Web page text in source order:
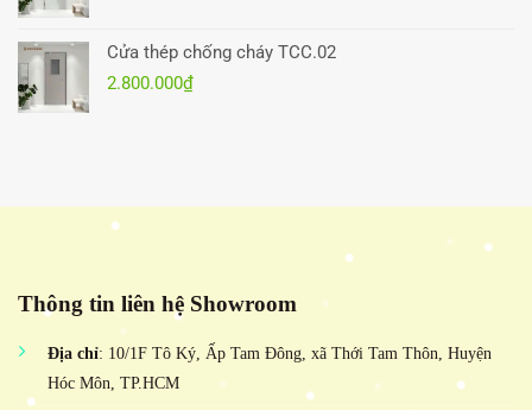
Cửa thép chống cháy TCC.02
2.800.000₫
Thông tin liên hệ Showroom
Địa chỉ: 10/1F Tô Ký, Ấp Tam Đông, xã Thới Tam Thôn, Huyện
Hóc Môn, TP.HCM